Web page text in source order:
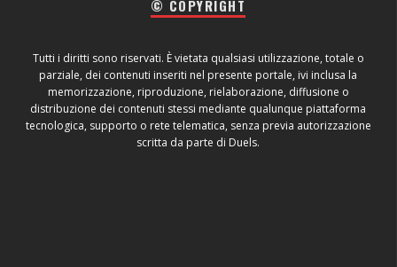
© COPYRIGHT
Tutti i diritti sono riservati. È vietata qualsiasi utilizzazione, totale o
parziale, dei contenuti inseriti nel presente portale, ivi inclusa la
memorizzazione, riproduzione, rielaborazione, diffusione o
distribuzione dei contenuti stessi mediante qualunque piattaforma
tecnologica, supporto o rete telematica, senza previa autorizzazione
scritta da parte di Duels.